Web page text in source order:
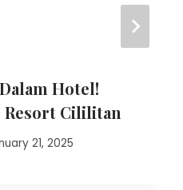
Hotel!
Resort Cililitan
21, 2025